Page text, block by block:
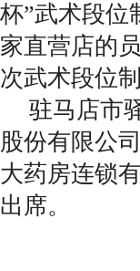
杯”武术段位
家直营店的
次武术段位
驻马店市
股份有限公
大药房连锁
出席。